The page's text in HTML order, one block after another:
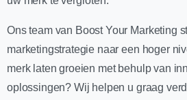
Ons team van Boost Your Marketing
marketingstrategie naar een hoger
merk laten groeien met behulp van
oplossingen? Wij helpen u graag